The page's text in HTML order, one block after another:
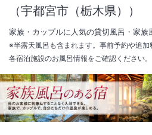
（宇都宮市（栃木県））
家族・カップルに人気の貸切風呂・家族
※半露天風呂も含まれます。事前予約や追加
各宿泊施設のお風呂情報をご確認ください。